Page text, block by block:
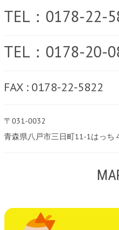
TEL：0178-22-
TEL：0178-20-
FAX : 0178-22-5822
〒031-0032
青森県八戸市三日町11-1はっち